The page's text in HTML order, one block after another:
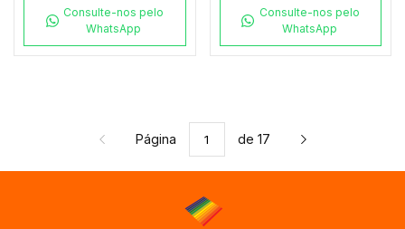
Consulte-nos pelo
WhatsApp
Consulte-nos pelo
WhatsApp
Página de 17